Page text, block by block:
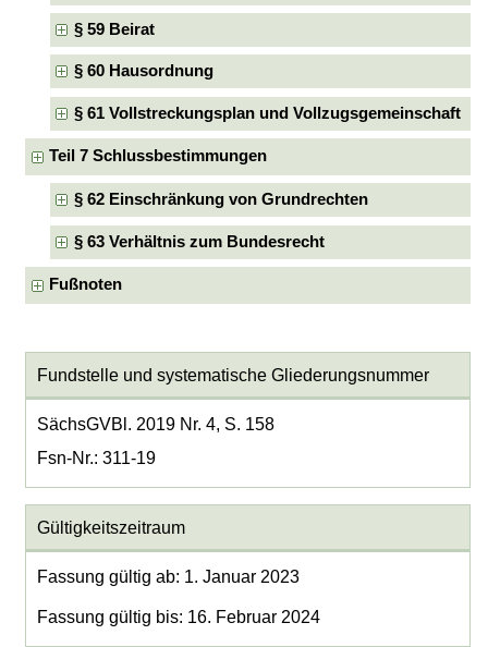
§ 59 Beirat
§ 60 Hausordnung
§ 61 Vollstreckungsplan und Vollzugsgemeinschaft
Teil 7 Schlussbestimmungen
§ 62 Einschränkung von Grundrechten
§ 63 Verhältnis zum Bundesrecht
Fußnoten
Fundstelle und systematische Gliederungsnummer
SächsGVBl. 2019 Nr. 4, S. 158
Fsn-Nr.: 311-19
Gültigkeitszeitraum
Fassung gültig ab: 1. Januar 2023
Fassung gültig bis: 16. Februar 2024